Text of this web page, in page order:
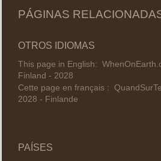
PÁGINAS
OTROS IDIOMAS
This page in English:
Finland - 2028
Cette page en français :
2028 - Finlande
PAÍSES